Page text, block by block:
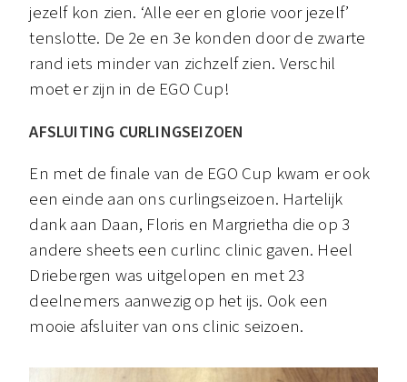
jezelf kon zien. ‘Alle eer en glorie voor jezelf’
tenslotte. De 2e en 3e konden door de zwarte
rand iets minder van zichzelf zien. Verschil
moet er zijn in de EGO Cup!
AFSLUITING CURLINGSEIZOEN
En met de finale van de EGO Cup kwam er ook
een einde aan ons curlingseizoen. Hartelijk
dank aan Daan, Floris en Margrietha die op 3
andere sheets een curlinc clinic gaven. Heel
Driebergen was uitgelopen en met 23
deelnemers aanwezig op het ijs. Ook een
mooie afsluiter van ons clinic seizoen.